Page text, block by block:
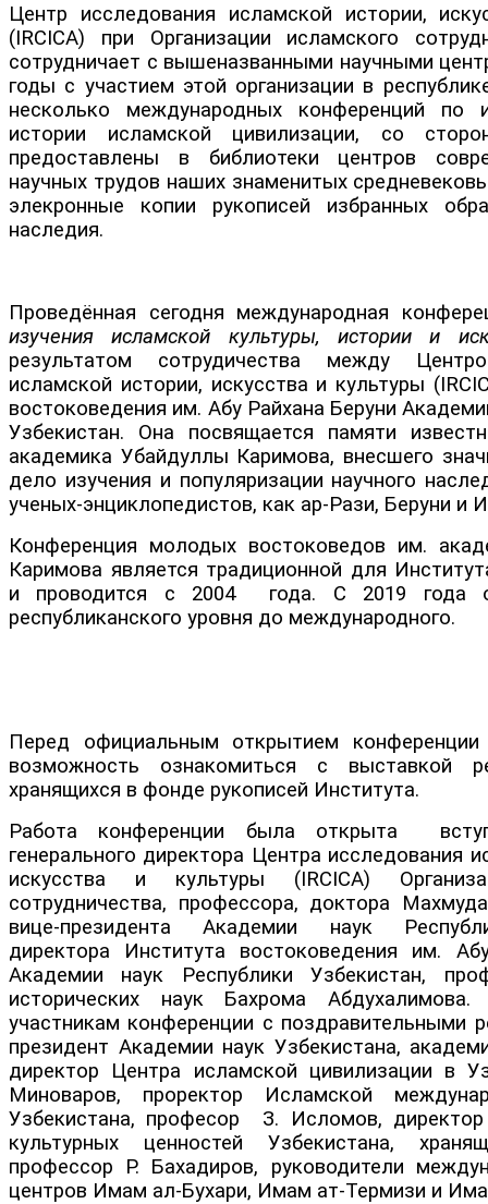
Центр исследования исламской истории,
(IRCICA) при Организации исламского
сотрудничает с вышеназванными научными
годы с участием этой организации в
несколько международных конференций по
истории исламской цивилизации, со
предоставлены в библиотеки центров
научных трудов наших знаменитых
элекронные копии рукописей избранных
наследия.
Проведённая сегодня международная
изучения исламской культуры, истории и
результатом сотрудичества между
исламской истории, искусства и культуры
востоковедения им. Абу Райхана Беруни
Узбекистан. Она посвящается памяти
академика Убайдуллы Каримова, внесшего
дело изучения и популяризации научного
ученых-энциклопедистов, как ар-Рази, Беруни и
Конференция молодых востоковедов им.
Каримова является традиционной для
и проводится с 2004 года. С 2019 года
республиканского уровня до международного.
Перед официальным открытием конференции
возможность ознакомиться с выставкой
хранящихся в фонде рукописей Института.
Работа конференции была открыта
генерального директора Центра исследования
искусства и культуры (IRCICA)
сотрудничества, профессора, доктора
вице-президента Академии наук
директора Института востоковедения им.
Академии наук Республики Узбекистан,
исторических наук Бахрома
участникам конференции с поздравительными
президент Академии наук Узбекистана,
директор Центра исламской цивилизации в
Миноваров, проректор Исламской
Узбекистана, професор З. Исломов, директор
культурных ценностей Узбекистана,
профессор Р. Бахадиров, руководители
центров Имам ал-Бухари, Имам ат-Термизи и